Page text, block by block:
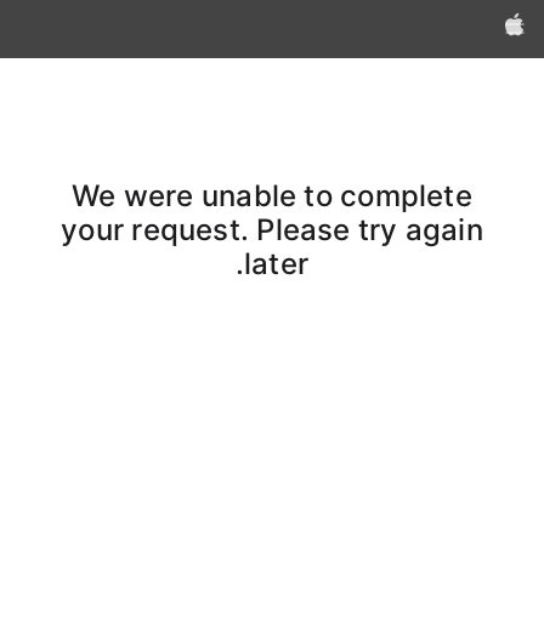
Apple‏
We were unable to complete
your request. Please try again
later.